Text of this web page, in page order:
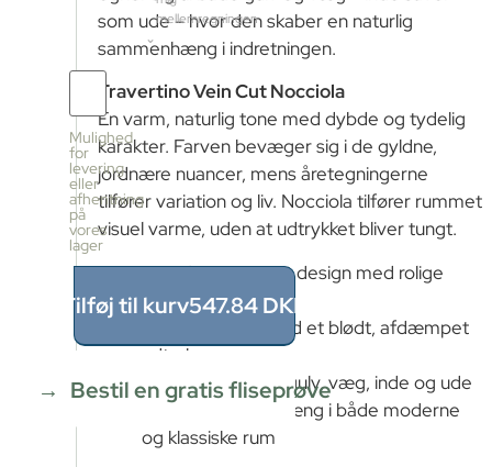
mellemregningen
Antal
fliser
pr.
kasse
2
stk
≈
1.44m²
Pris
kasse
547.84
DKK
÷
1.44m²
Mulighed
for
levering
eller
afhentning
på
vores
lager
Tilføj til kurv547.84DKK
Bestil en gratis fliseprøve
som ude – hvor den skaber en naturlig
sammenhæng i indretningen.
Travertino Vein Cut Nocciola
En varm, naturlig tone med dybde og tydelig
karakter. Farven bevæger sig i de gyldne,
jordnære nuancer, mens åretegningerne
tilfører variation og liv. Nocciola tilfører rummet
visuel varme, uden at udtrykket bliver tungt.
Naturligt inspireret design med rolige
åretegninger
Mat overflade med et blødt, afdæmpet
udtryk
Velegnet til både gulv, væg, inde og ude
Skaber sammenhæng i både moderne
og klassiske rum